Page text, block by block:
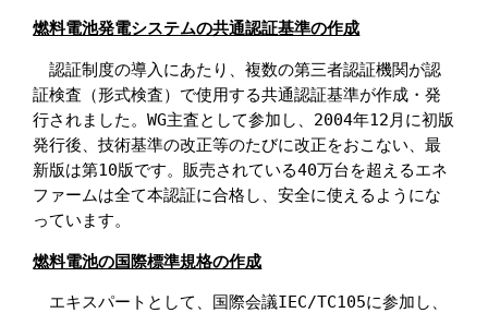
燃料電池発電システムの共通認証基準の作成
認証制度の導入にあたり、複数の第三者認証機関が認
証検査（形式検査）で使用する共通認証基準が作成・発
行されました。WG主査として参加し、2004年12月に初版
発行後、技術基準の改正等のたびに改正をおこない、最
新版は第10版です。販売されている40万台を超えるエネ
ファームは全て本認証に合格し、安全に使えるようにな
っています。
燃料電池の国際標準規格の作成
エキスパートとして、国際会議IEC/TC105に参加し、